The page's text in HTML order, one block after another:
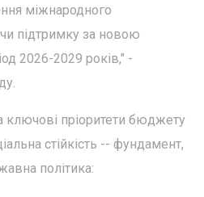
міжнародного
підтримку за новою
2026-2029 років," -
ключові пріоритети бюджету
стійкість -- фундамент,
політика: